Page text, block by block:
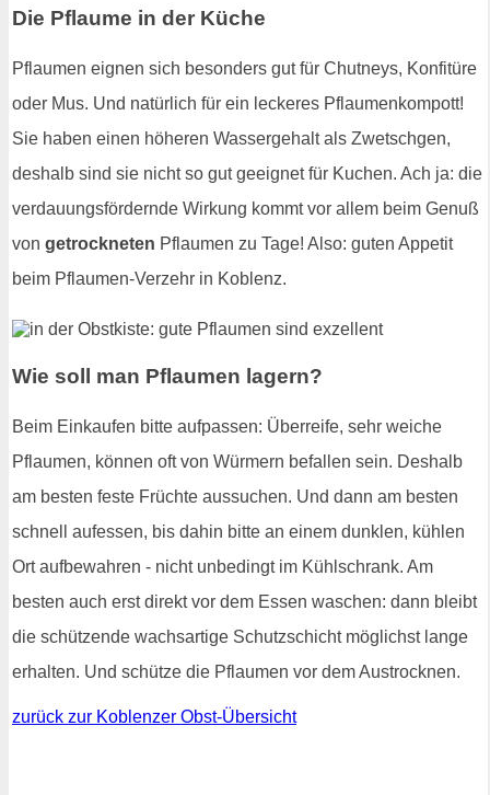
Die Pflaume in der Küche
Pflaumen eignen sich besonders gut für Chutneys, Konfitüre
oder Mus. Und natürlich für ein leckeres Pflaumenkompott!
Sie haben einen höheren Wassergehalt als Zwetschgen,
deshalb sind sie nicht so gut geeignet für Kuchen. Ach ja: die
verdauungsfördernde Wirkung kommt vor allem beim Genuß
von getrockneten Pflaumen zu Tage! Also: guten Appetit
beim Pflaumen-Verzehr in Koblenz.
Wie soll man Pflaumen lagern?
Beim Einkaufen bitte aufpassen: Überreife, sehr weiche
Pflaumen, können oft von Würmern befallen sein. Deshalb
am besten feste Früchte aussuchen. Und dann am besten
schnell aufessen, bis dahin bitte an einem dunklen, kühlen
Ort aufbewahren - nicht unbedingt im Kühlschrank. Am
besten auch erst direkt vor dem Essen waschen: dann bleibt
die schützende wachsartige Schutzschicht möglichst lange
erhalten. Und schütze die Pflaumen vor dem Austrocknen.
zurück zur Koblenzer Obst-Übersicht